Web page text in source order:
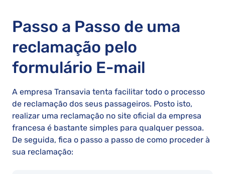
Passo a Passo de uma
reclamação pelo
formulário E-mail
A empresa Transavia tenta facilitar todo o processo
de reclamação dos seus passageiros. Posto isto,
realizar uma reclamação no site oficial da empresa
francesa é bastante simples para qualquer pessoa.
De seguida, fica o passo a passo de como proceder à
sua reclamação: